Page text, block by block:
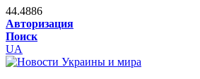
44.4886
Авторизация
Поиск
UA